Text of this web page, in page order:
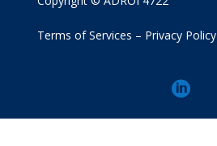
Terms of Services – Privacy Policy
